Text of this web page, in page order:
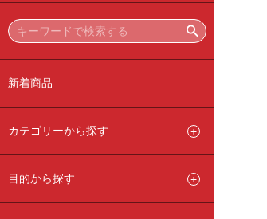
新着商品
カテゴリーから探す
目的から探す